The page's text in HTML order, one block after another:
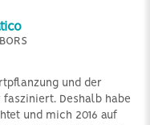
und der
Deshalb habe
und mich 2016 auf